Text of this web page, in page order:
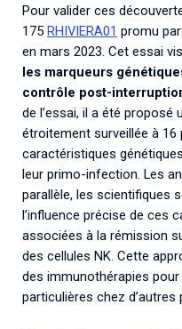
Pour valider ces
175 RHIVIERA01 promu
en mars 2023. Cet essai
les marqueurs
contrôle post-
de l’essai, il a été
étroitement surveillée à
caractéristiques
leur primo-infection. Les
parallèle, les scientifiques
l’influence précise de ces
associées à la rémission
des cellules NK. Cette
des immunothérapies
particulières chez d’autres